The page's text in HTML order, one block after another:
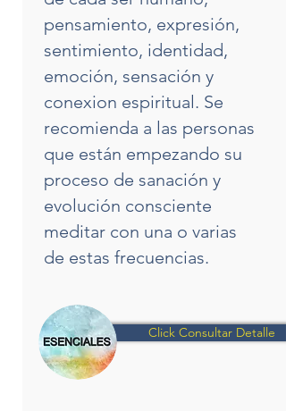
pensamiento, expresión,
sentimiento, identidad,
emoción, sensación y
conexion espiritual. Se
recomienda a las personas
que están empezando su
proceso de sanación y
evolución consciente
meditar con una o varias
de estas frecuencias.
Click Consultar Detalle